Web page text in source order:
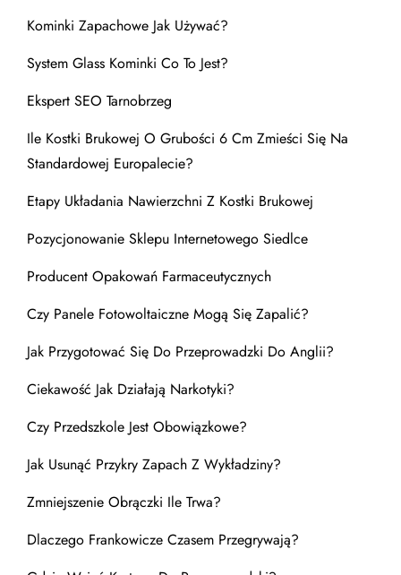
Kominki Zapachowe Jak Używać?
System Glass Kominki Co To Jest?
Ekspert SEO Tarnobrzeg
Ile Kostki Brukowej O Grubości 6 Cm Zmieści Się Na
Standardowej Europalecie?
Etapy Układania Nawierzchni Z Kostki Brukowej
Pozycjonowanie Sklepu Internetowego Siedlce
Producent Opakowań Farmaceutycznych
Czy Panele Fotowoltaiczne Mogą Się Zapalić?
Jak Przygotować Się Do Przeprowadzki Do Anglii?
Ciekawość Jak Działają Narkotyki?
Czy Przedszkole Jest Obowiązkowe?
Jak Usunąć Przykry Zapach Z Wykładziny?
Zmniejszenie Obrączki Ile Trwa?
Dlaczego Frankowicze Czasem Przegrywają?